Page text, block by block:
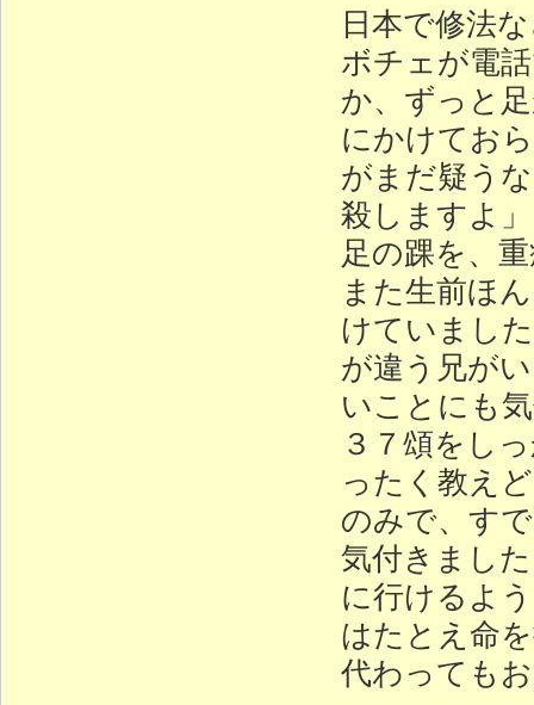
日本で修法
ボチェが電
か、ずっと
にかけてお
がまだ疑う
殺しますよ
足の踝を、
また生前ほ
けていまし
が違う兄が
いことにも
３７頌をし
ったく教え
のみで、す
気付きまし
に行けるよ
はたとえ命
代わっても